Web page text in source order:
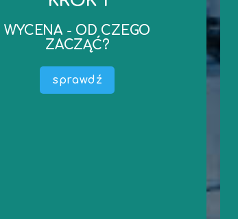
WYCENA - OD CZEGO
ZACZĄĆ?
sprawdź
Określić do czego wycena jest potrzebna (cel
Po ustaleniu podstawowych parametrów –
zapraszamy do kontaktu telefonicznego lub
mailowego – ustalimy koszt wyceny, termin
realizacji oraz ewentualne dokumenty niezbędne